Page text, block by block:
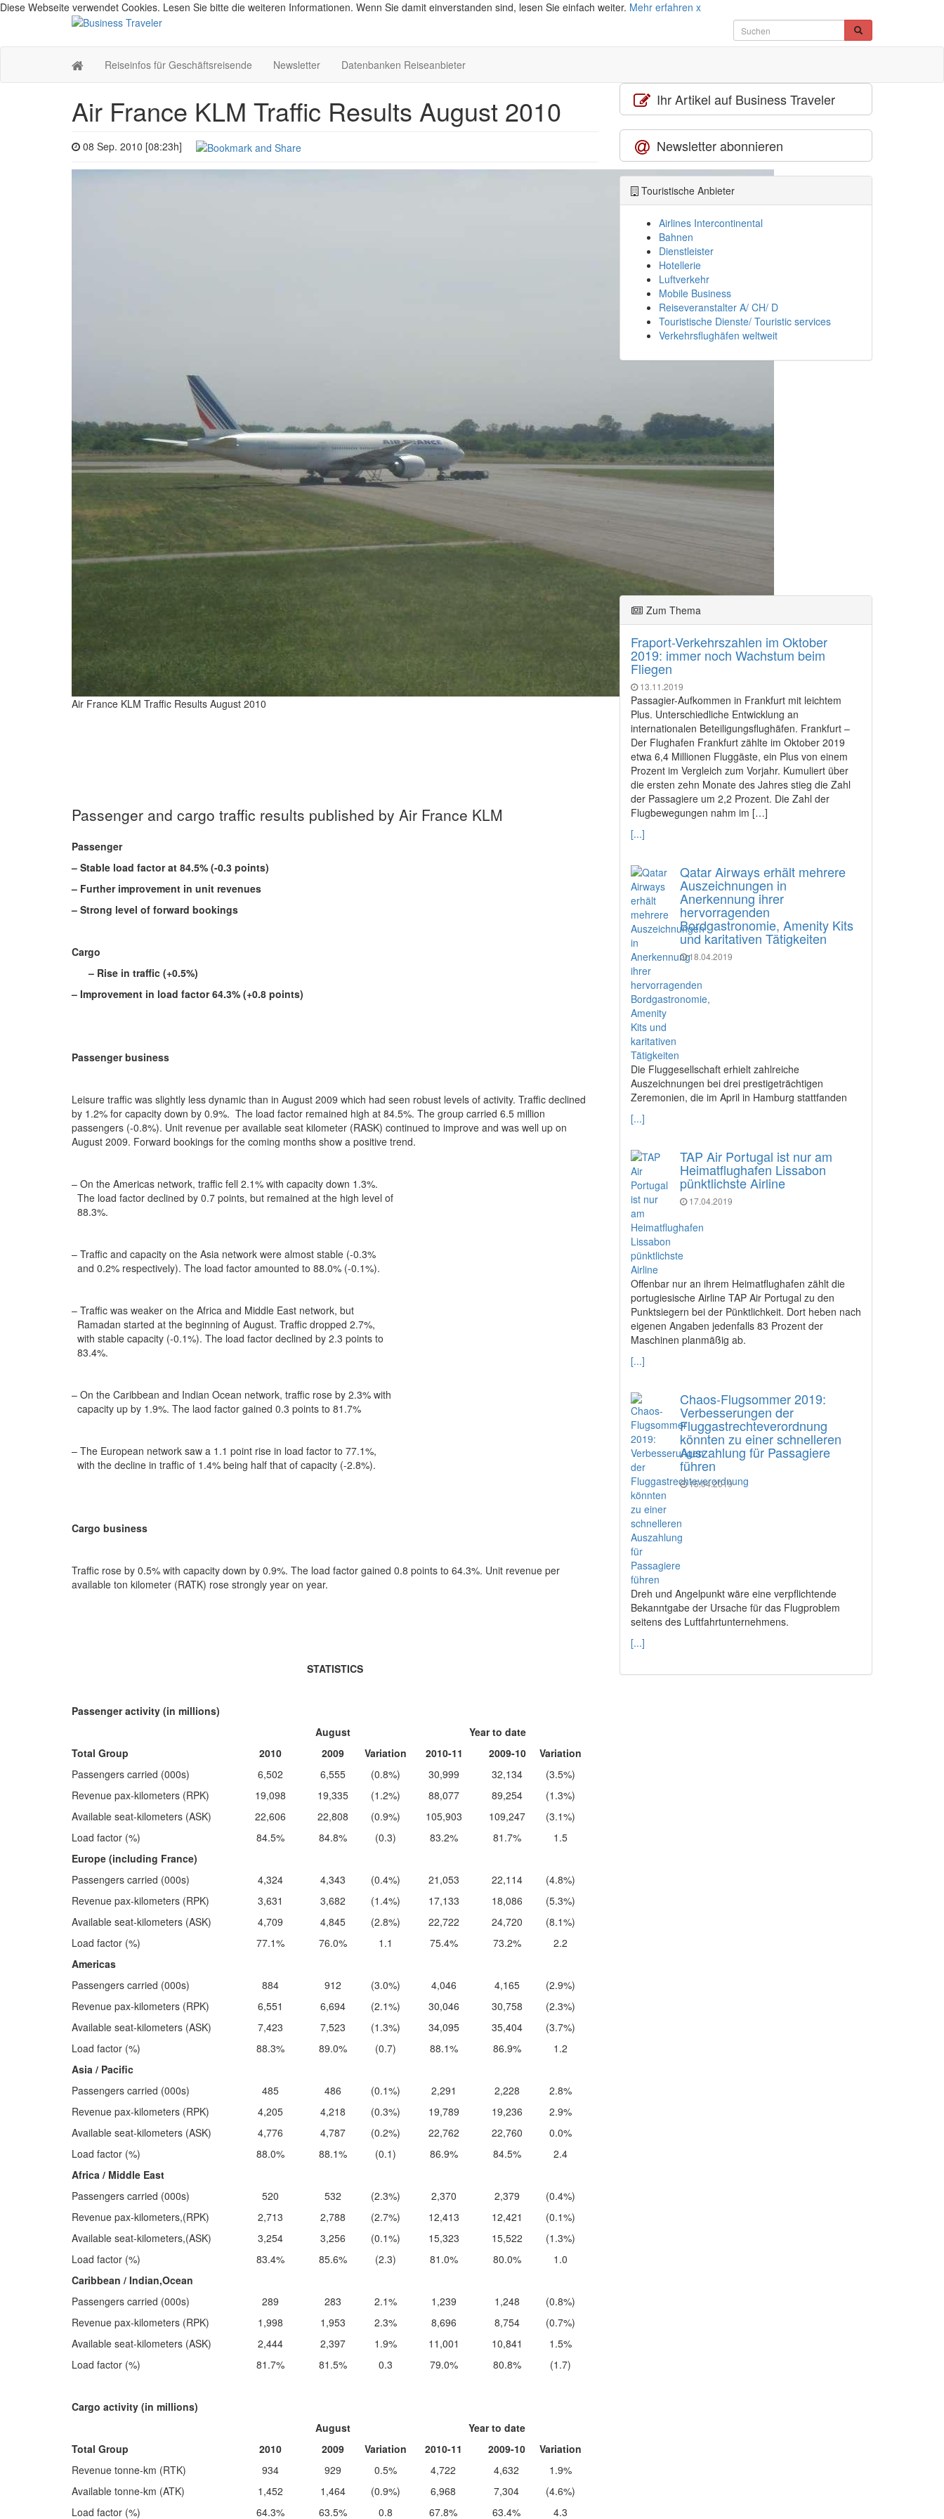
Diese Webseite verwendet Cookies. Lesen Sie bitte die weiteren Informationen. Wenn Sie damit einverstanden sind, lesen Sie einfach weiter. Mehr erfahren x
Reiseinfos für Geschäftsreisende Newsletter Datenbanken Reiseanbieter
Air France KLM Traffic Results August 2010
08 Sep. 2010 [08:23h]
Air France KLM Traffic Results August 2010
Passenger and cargo traffic results published by Air France KLM
Passenger
– Stable load factor at 84.5% (-0.3 points)
– Further improvement in unit revenues
– Strong level of forward bookings
Cargo
– Rise in traffic (+0.5%)
– Improvement in load factor 64.3% (+0.8 points)
Passenger business
Leisure traffic was slightly less dynamic than in August 2009 which had seen robust levels of activity. Traffic declined
by 1.2% for capacity down by 0.9%. The load factor remained high at 84.5%. The group carried 6.5 million
passengers (-0.8%). Unit revenue per available seat kilometer (RASK) continued to improve and was well up on
August 2009. Forward bookings for the coming months show a positive trend.
– On the Americas network, traffic fell 2.1% with capacity down 1.3%.
The load factor declined by 0.7 points, but remained at the high level of
88.3%.
– Traffic and capacity on the Asia network were almost stable (-0.3%
and 0.2% respectively). The load factor amounted to 88.0% (-0.1%).
– Traffic was weaker on the Africa and Middle East network, but
Ramadan started at the beginning of August. Traffic dropped 2.7%,
with stable capacity (-0.1%). The load factor declined by 2.3 points to
83.4%.
– On the Caribbean and Indian Ocean network, traffic rose by 2.3% with
capacity up by 1.9%. The laod factor gained 0.3 points to 81.7%
– The European network saw a 1.1 point rise in load factor to 77.1%,
with the decline in traffic of 1.4% being half that of capacity (-2.8%).
Cargo business
Traffic rose by 0.5% with capacity down by 0.9%. The load factor gained 0.8 points to 64.3%. Unit revenue per
available ton kilometer (RATK) rose strongly year on year.
STATISTICS
Passenger activity (in millions)
August
Year to date
Total Group
2010 2009 Variation 2010-11 2009-10
Variation
Passengers carried (000s)
6,502 6,555 (0.8%) 30,999 32,134
(3.5%)
Revenue pax-kilometers (RPK)
19,098 19,335 (1.2%) 88,077 89,254
(1.3%)
Available seat-kilometers (ASK)
22,606 22,808 (0.9%) 105,903 109,247
(3.1%)
Load factor (%)
84.5% 84.8% (0.3) 83.2% 81.7%
1.5
Europe (including France)
Passengers carried (000s)
4,324 4,343 (0.4%) 21,053 22,114
(4.8%)
Revenue pax-kilometers (RPK)
3,631 3,682 (1.4%) 17,133 18,086
(5.3%)
Available seat-kilometers (ASK)
4,709 4,845 (2.8%) 22,722 24,720
(8.1%)
Load factor (%)
77.1% 76.0% 1.1 75.4% 73.2%
2.2
Americas
Passengers carried (000s)
884 912 (3.0%) 4,046 4,165
(2.9%)
Revenue pax-kilometers (RPK)
6,551 6,694 (2.1%) 30,046 30,758
(2.3%)
Available seat-kilometers (ASK)
7,423 7,523 (1.3%) 34,095 35,404
(3.7%)
Load factor (%)
88.3% 89.0% (0.7) 88.1% 86.9%
1.2
Asia / Pacific
Passengers carried (000s)
485 486 (0.1%) 2,291 2,228
2.8%
Revenue pax-kilometers (RPK)
4,205 4,218 (0.3%) 19,789 19,236
2.9%
Available seat-kilometers (ASK)
4,776 4,787 (0.2%) 22,762 22,760
0.0%
Load factor (%)
88.0% 88.1% (0.1) 86.9% 84.5%
2.4
Africa / Middle East
Passengers carried (000s)
520 532 (2.3%) 2,370 2,379
(0.4%)
Revenue pax-kilometers,(RPK)
2,713 2,788 (2.7%) 12,413 12,421
(0.1%)
Available seat-kilometers,(ASK)
3,254 3,256 (0.1%) 15,323 15,522
(1.3%)
Load factor (%)
83.4% 85.6% (2.3) 81.0% 80.0%
1.0
Caribbean / Indian,Ocean
Passengers carried (000s)
289 283 2.1% 1,239 1,248
(0.8%)
Revenue pax-kilometers (RPK)
1,998 1,953 2.3% 8,696 8,754
(0.7%)
Available seat-kilometers (ASK)
2,444 2,397 1.9% 11,001 10,841
1.5%
Load factor (%)
81.7% 81.5% 0.3 79.0% 80.8% (1.7)
Cargo activity (in millions)
August
Year to date
Total Group
2010 2009 Variation 2010-11 2009-10
Variation
Revenue tonne-km (RTK)
934 929 0.5% 4,722 4,632
1.9%
Available tonne-km (ATK)
1,452 1,464 (0.9%) 6,968 7,304
(4.6%)
Load factor (%)
64.3% 63.5% 0.8 67.8% 63.4% 4.3
Ihr Artikel auf Business Traveler
Newsletter abonnieren
Touristische Anbieter
Airlines Intercontinental
Bahnen
Dienstleister
Hotellerie
Luftverkehr
Mobile Business
Reiseveranstalter A/ CH/ D
Touristische Dienste/ Touristic services
Verkehrsflughäfen weltweit
Zum Thema
Fraport-Verkehrszahlen im Oktober
2019: immer noch Wachstum beim
Fliegen
13.11.2019
Passagier-Aufkommen in Frankfurt mit leichtem
Plus. Unterschiedliche Entwicklung an
internationalen Beteiligungsflughäfen. Frankfurt –
Der Flughafen Frankfurt zählte im Oktober 2019
etwa 6,4 Millionen Fluggäste, ein Plus von einem
Prozent im Vergleich zum Vorjahr. Kumuliert über
die ersten zehn Monate des Jahres stieg die Zahl
der Passagiere um 2,2 Prozent. Die Zahl der
Flugbewegungen nahm im […]
[...]
Qatar Airways erhält mehrere
Auszeichnungen in
Anerkennung ihrer
hervorragenden
Bordgastronomie, Amenity Kits
und karitativen Tätigkeiten
18.04.2019
Die Fluggesellschaft erhielt zahlreiche
Auszeichnungen bei drei prestigeträchtigen
Zeremonien, die im April in Hamburg stattfanden
[...]
TAP Air Portugal ist nur am
Heimatflughafen Lissabon
pünktlichste Airline
17.04.2019
Offenbar nur an ihrem Heimatflughafen zählt die
portugiesische Airline TAP Air Portugal zu den
Punktsiegern bei der Pünktlichkeit. Dort heben nach
eigenen Angaben jedenfalls 83 Prozent der
Maschinen planmäßig ab.
[...]
Chaos-Flugsommer 2019:
Verbesserungen der
Fluggastrechteverordnung
könnten zu einer schnelleren
Auszahlung für Passagiere
führen
15.04.2019
Dreh und Angelpunkt wäre eine verpflichtende
Bekanntgabe der Ursache für das Flugproblem
seitens des Luftfahrtunternehmens.
[...]